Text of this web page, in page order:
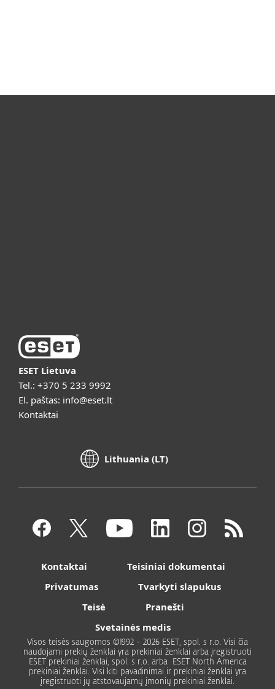
ESET Lietuva
Tel.: +370 5 233 9992
El. paštas: info@eset.lt
Kontaktai
Lithuania (LT)
Kontaktai
Teisiniai dokumentai
Privatumas
Tvarkyti slapukus
Teisė
Pranešti
Svetainės medis
Visos teisės saugomos ©1992 - 2026 ESET, spol. s r.o. Visi čia
naudojami prekių ženklai yra prekiniai ženklai arba įregistruoti
ESET prekiniai ženklai, spol. s r.o. arba ESET North America
prekiniai ženklai. Visi kiti pavadinimai ir prekiniai ženklai yra
įregistruoti jų atstovaujamų įmonių prekiniai ženklai.